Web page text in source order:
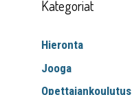
Kategoriat
Hieronta
Jooga
Opettajankoulutus